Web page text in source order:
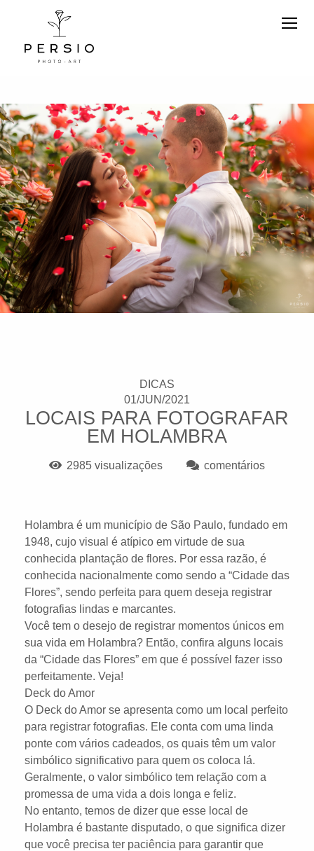
DICAS
01/JUN/2021
LOCAIS PARA FOTOGRAFAR
EM HOLAMBRA
2985 visualizações comentários
Holambra é um município de São Paulo, fundado em
1948, cujo visual é atípico em virtude de sua
conhecida plantação de flores. Por essa razão, é
conhecida nacionalmente como sendo a “Cidade das
Flores”, sendo perfeita para quem deseja registrar
fotografias lindas e marcantes.
Você tem o desejo de registrar momentos únicos em
sua vida em Holambra? Então, confira alguns locais
da “Cidade das Flores” em que é possível fazer isso
perfeitamente. Veja!
Deck do Amor
O Deck do Amor se apresenta como um local perfeito
para registrar fotografias. Ele conta com uma linda
ponte com vários cadeados, os quais têm um valor
simbólico significativo para quem os coloca lá.
Geralmente, o valor simbólico tem relação com a
promessa de uma vida a dois longa e feliz.
No entanto, temos de dizer que esse local de
Holambra é bastante disputado, o que significa dizer
que você precisa ter paciência para garantir que